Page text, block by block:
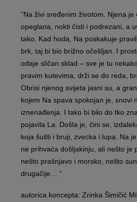
“Na živi sređenim životom. Njena je
opeglana, nokti čisti i podrezani, a
tako. Kad hoda, Na poskakuje
brk, taj bi bio brižno očešljan. I
odaje sličan sklad – sve je tu
pravim kutevima, drži se do reda,
Obrisi njenog svijeta jasni su, a
kojem Na spava spokojan je, snovi
iznenađenja. I tako bi bilo do tko
pojavila La. Došla je, čini se,
koja šušti i bruji, zvecka i lupa. Na
ne prihvaća došljakinju, ali nešto je
nešto prašnjavo i morsko, nešto
drugačije… “
autorica koncepta: Zrinka Šimičić